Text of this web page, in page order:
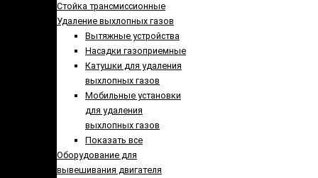
Стойка трансмиссионные
Удаление выхлопных газов
Вытяжные устройства
Насадки газоприемные
Катушки для удаления
выхлопных газов
Мобильные установки
для удаления
выхлопных газов
Показать все
Оборудование для
вывешивания двигателя